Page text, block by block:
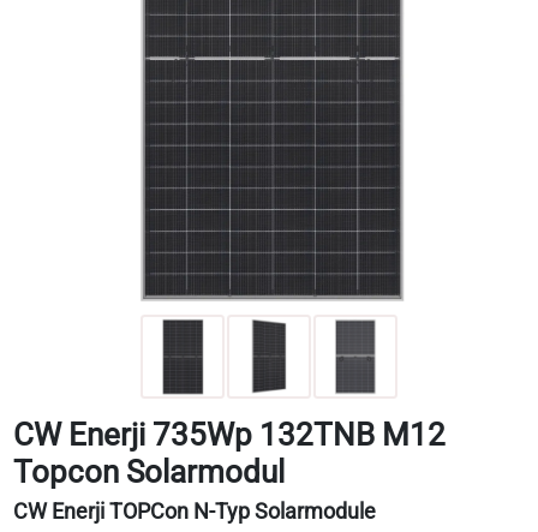
CW Enerji 735Wp 132TNB M12
Topcon Solarmodul
CW Enerji TOPCon N-Typ Solarmodule